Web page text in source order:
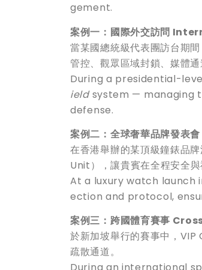
gement.
案例一：國際外交訪問
當某國總統級代表團訪台期
管控、觀眾區域封鎖、媒體通
During a presidential-
ieldsystem — managing
defense.
案例二：全球奢華品牌發
在香港舉辦的某頂級鐘錶品
Unit），讓貴賓在全程安全與
At a luxury watch launch
ection and protocol,
案例三：跨國體育賽事
於新加坡舉行的賽事中，
疏散通道。
During an international